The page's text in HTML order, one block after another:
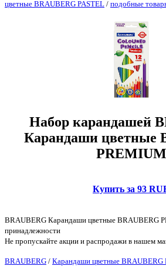
цветные BRAUBERG PASTEL / подобные
Набор карандашей
Карандаши цветные
PREMIUM
Купить за 93
BRAUBERG Карандаши цветные BRAUBERG
принадлежности
Не пропускайте акции и распродажи в нашем
BRAUBERG / Карандаши цветные BRAUBERG